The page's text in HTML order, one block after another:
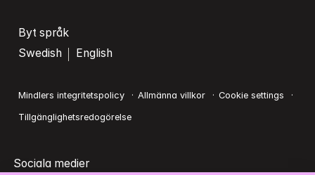
Byt språk
Swedish
English
Mindlers integritetspolicy Allmänna villkor Cookie settings
Tillgänglighetsredogörelse
Sociala medier